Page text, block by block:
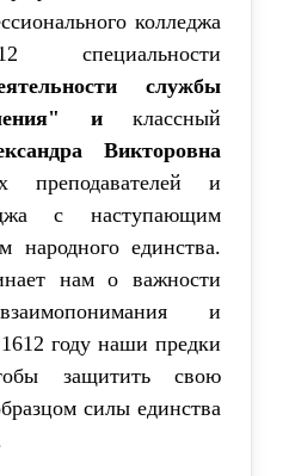
колледжа
специальности
службы
и классный
Викторовна
преподавателей и
с наступающим
народного единства.
нам о важности
и
году наши предки
защитить свою
силы единства